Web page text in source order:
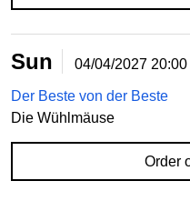
Sun 04/04/2027 20:00
Der Beste von der Beste
Die Wühlmäuse
Order